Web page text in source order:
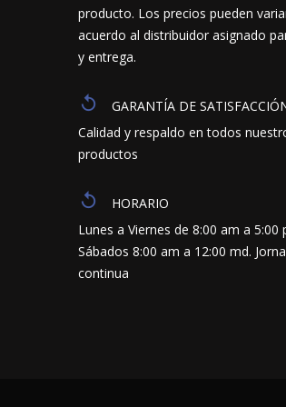
producto. Los precios pueden
acuerdo al distribuidor asignado
y entrega.
GARANTÍA DE
Calidad y respaldo en todos
productos
HORARIO
Lunes a Viernes de 8:00 am a 5:00
Sábados 8:00 am a 12:00 md.
continua